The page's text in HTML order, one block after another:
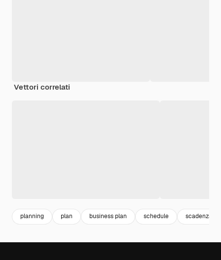
Vettori correlati
planning plan business plan schedule scadenza